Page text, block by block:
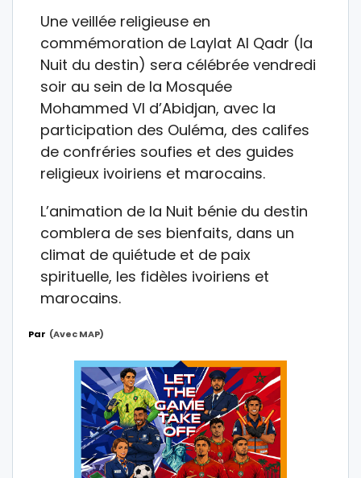
Une veillée religieuse en
commémoration de Laylat Al Qadr (la
Nuit du destin) sera célébrée vendredi
soir au sein de la Mosquée
Mohammed VI d’Abidjan, avec la
participation des Ouléma, des califes
de confréries soufies et des guides
religieux ivoiriens et marocains.
L’animation de la Nuit bénie du destin
comblera de ses bienfaits, dans un
climat de quiétude et de paix
spirituelle, les fidèles ivoiriens et
marocains.
Par (avec MAP)